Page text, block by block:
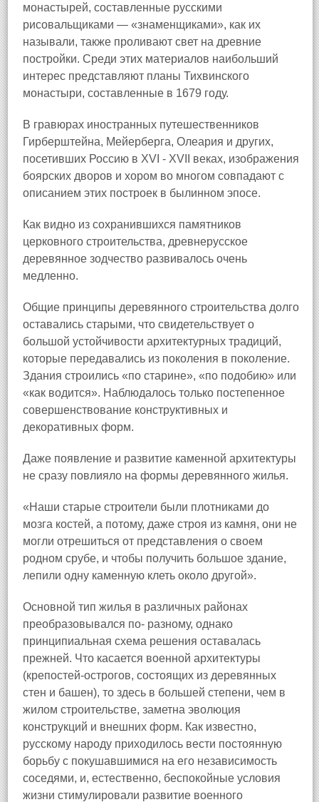
монастырей, составленные русскими
рисовальщиками — «знаменщиками», как их
называли, также проливают свет на древние
постройки. Среди этих материалов наибольший
интерес представляют планы Тихвинского
монастыри, составленные в 1679 году.
В гравюрах иностранных путешественников
Гирберштейна, Мейерберга, Олеария и других,
посетивших Россию в XVI - XVII веках, изображения
боярских дворов и хором во многом совпадают с
описанием этих построек в былинном эпосе.
Как видно из сохранившихся памятников
церковного строительства, древнерусское
деревянное зодчество развивалось очень
медленно.
Общие принципы деревянного строительства долго
оставались старыми, что свидетельствует о
большой устойчивости архитектурных традиций,
которые передавались из поколения в поколение.
Здания строились «по старине», «по подобию» или
«как водится». Наблюдалось только постепенное
совершенствование конструктивных и
декоративных форм.
Даже появление и развитие каменной архитектуры
не сразу повлияло на формы деревянного жилья.
«Наши старые строители были плотниками до
мозга костей, а потому, даже строя из камня, они не
могли отрешиться от представления о своем
родном срубе, и чтобы получить большое здание,
лепили одну каменную клеть около другой».
Основной тип жилья в различных районах
преобразовывался по- разному, однако
принципиальная схема решения оставалась
прежней. Что касается военной архитектуры
(крепостей-острогов, состоящих из деревянных
стен и башен), то здесь в большей степени, чем в
жилом строительстве, заметна эволюция
конструкций и внешних форм. Как известно,
русскому народу приходилось вести постоянную
борьбу с покушавшимися на его независимость
соседями, и, естественно, беспокойные условия
жизни стимулировали развитие военного